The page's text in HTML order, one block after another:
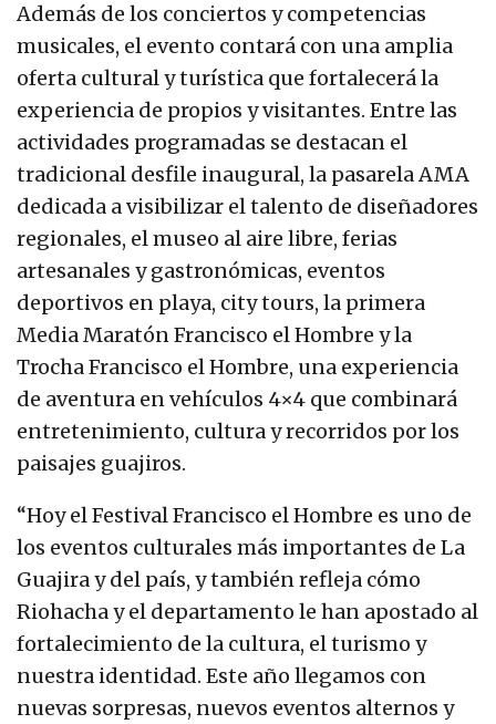
Además de los conciertos y competencias
musicales, el evento contará con una amplia
oferta cultural y turística que fortalecerá la
experiencia de propios y visitantes. Entre las
actividades programadas se destacan el
tradicional desfile inaugural, la pasarela AMA
dedicada a visibilizar el talento de diseñadores
regionales, el museo al aire libre, ferias
artesanales y gastronómicas, eventos
deportivos en playa, city tours, la primera
Media Maratón Francisco el Hombre y la
Trocha Francisco el Hombre, una experiencia
de aventura en vehículos 4×4 que combinará
entretenimiento, cultura y recorridos por los
paisajes guajiros.
“Hoy el Festival Francisco el Hombre es uno de
los eventos culturales más importantes de La
Guajira y del país, y también refleja cómo
Riohacha y el departamento le han apostado al
fortalecimiento de la cultura, el turismo y
nuestra identidad. Este año llegamos con
nuevas sorpresas, nuevos eventos alternos y